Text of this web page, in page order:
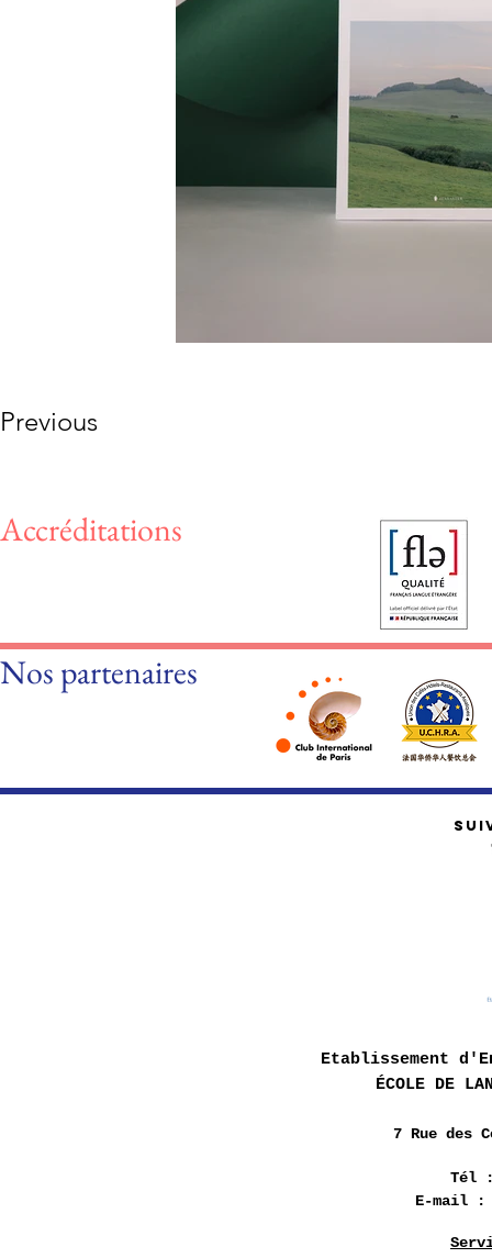
Previous
Accréditations
Nos partenaires
Etablissement
ÉCOLE DE
7 Rue des
Tél
E-mail